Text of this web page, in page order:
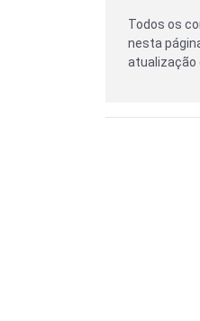
Todos os
nesta
atualização